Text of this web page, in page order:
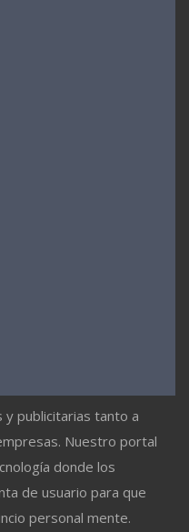
y publicitarias tanto a
Nuestro portal
donde los
de usuario para que
personal mente.